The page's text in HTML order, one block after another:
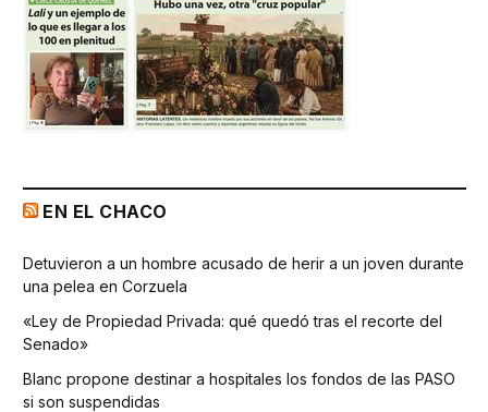
EN EL CHACO
Detuvieron a un hombre acusado de herir a un joven durante
una pelea en Corzuela
«Ley de Propiedad Privada: qué quedó tras el recorte del
Senado»
Blanc propone destinar a hospitales los fondos de las PASO
si son suspendidas